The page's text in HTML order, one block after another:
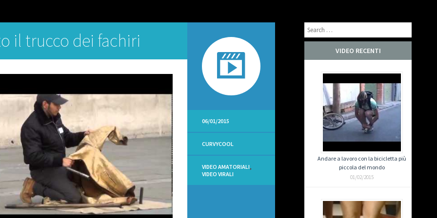
il trucco dei fachiri
06/01/2015
CURVYCOOL
VIDEO AMATORIALI,
VIDEO VIRALI
Search
VIDEO RECENTI
Andare a lavoro con la bicicletta più
piccola del mondo
01/02/2015